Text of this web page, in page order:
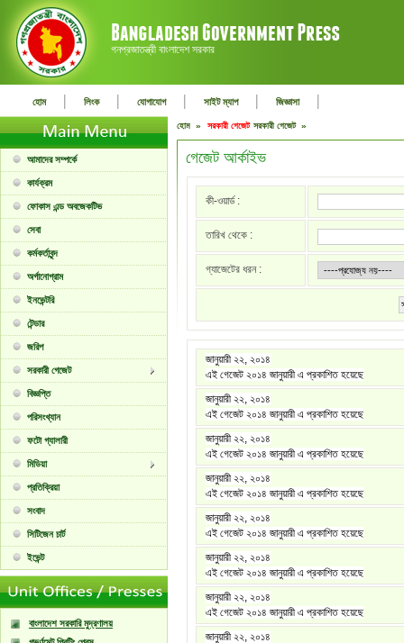
গনপ্রজাতন্ত্রী বাংলাদেশ সরকার
হোম | লিংক | যোগাযোগ | সাইট ম্যাপ | জিজ্ঞাসা |
আমাদের সম্পর্কে
কার্যক্রম
ফোকাস এন্ড অবজেকটিভ
সেবা
কর্মকর্তাবৃন্দ
অর্গানোগ্রাম
ইনভেন্টরি
টেন্ডার
জরিপ
সরকারী গেজেট
বিজ্ঞপ্তি
পরিসংখ্যান
ফটো গ্যালারী
মিডিয়া
প্রতিক্রিয়া
সংবাদ
সিটিজেন চার্ট
ইভেন্ট
বাংলাদেশ সরকারি মুদ্রণালয়
হোম » সরকারী গেজেট সরকারী গেজেট »
গেজেট আর্কাইভ
কী-ওয়ার্ড :
তারিখ থেকে :
গ্যাজেটের ধরন :
জানুয়ারী ২২, ২০১৪
এই গেজেট ২০১৪ জানুয়ারী এ প্রকাশিত হয়েছে
জানুয়ারী ২২, ২০১৪
এই গেজেট ২০১৪ জানুয়ারী এ প্রকাশিত হয়েছে
জানুয়ারী ২২, ২০১৪
এই গেজেট ২০১৪ জানুয়ারী এ প্রকাশিত হয়েছে
জানুয়ারী ২২, ২০১৪
এই গেজেট ২০১৪ জানুয়ারী এ প্রকাশিত হয়েছে
জানুয়ারী ২২, ২০১৪
এই গেজেট ২০১৪ জানুয়ারী এ প্রকাশিত হয়েছে
জানুয়ারী ২২, ২০১৪
এই গেজেট ২০১৪ জানুয়ারী এ প্রকাশিত হয়েছে
জানুয়ারী ২২, ২০১৪
এই গেজেট ২০১৪ জানুয়ারী এ প্রকাশিত হয়েছে
জানুয়ারী ২২, ২০১৪